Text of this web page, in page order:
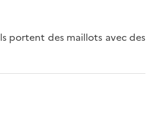
portent des maillots avec des